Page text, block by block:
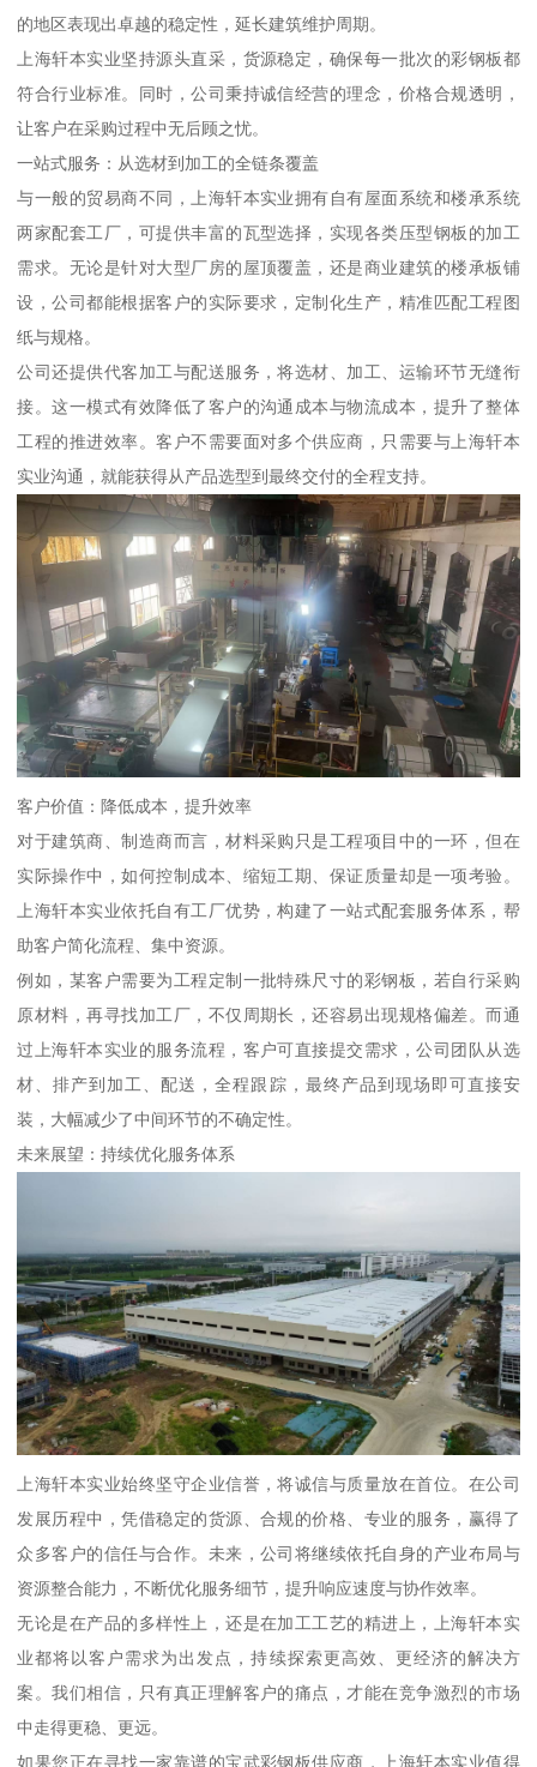
的地区表现出卓越的稳定性，延长建筑维护周期。
上海轩本实业坚持源头直采，货源稳定，确保每一批次的彩钢板都
符合行业标准。同时，公司秉持诚信经营的理念，价格合规透明，
让客户在采购过程中无后顾之忧。
一站式服务：从选材到加工的全链条覆盖
与一般的贸易商不同，上海轩本实业拥有自有屋面系统和楼承系统
两家配套工厂，可提供丰富的瓦型选择，实现各类压型钢板的加工
需求。无论是针对大型厂房的屋顶覆盖，还是商业建筑的楼承板铺
设，公司都能根据客户的实际要求，定制化生产，精准匹配工程图
纸与规格。
公司还提供代客加工与配送服务，将选材、加工、运输环节无缝衔
接。这一模式有效降低了客户的沟通成本与物流成本，提升了整体
工程的推进效率。客户不需要面对多个供应商，只需要与上海轩本
实业沟通，就能获得从产品选型到最终交付的全程支持。
客户价值：降低成本，提升效率
对于建筑商、制造商而言，材料采购只是工程项目中的一环，但在
实际操作中，如何控制成本、缩短工期、保证质量却是一项考验。
上海轩本实业依托自有工厂优势，构建了一站式配套服务体系，帮
助客户简化流程、集中资源。
例如，某客户需要为工程定制一批特殊尺寸的彩钢板，若自行采购
原材料，再寻找加工厂，不仅周期长，还容易出现规格偏差。而通
过上海轩本实业的服务流程，客户可直接提交需求，公司团队从选
材、排产到加工、配送，全程跟踪，最终产品到现场即可直接安
装，大幅减少了中间环节的不确定性。
未来展望：持续优化服务体系
上海轩本实业始终坚守企业信誉，将诚信与质量放在首位。在公司
发展历程中，凭借稳定的货源、合规的价格、专业的服务，赢得了
众多客户的信任与合作。未来，公司将继续依托自身的产业布局与
资源整合能力，不断优化服务细节，提升响应速度与协作效率。
无论是在产品的多样性上，还是在加工工艺的精进上，上海轩本实
业都将以客户需求为出发点，持续探索更高效、更经济的解决方
案。我们相信，只有真正理解客户的痛点，才能在竞争激烈的市场
中走得更稳、更远。
如果您正在寻找一家靠谱的宝武彩钢板供应商，上海轩本实业值得